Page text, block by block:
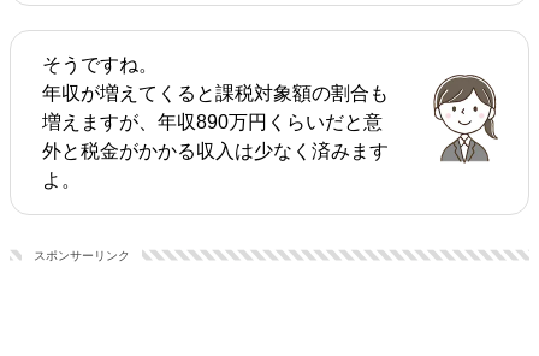
そうですね。
年収が増えてくると課税対象額の割合も
増えますが、年収890万円くらいだと意
外と税金がかかる収入は少なく済みます
よ。
スポンサーリンク